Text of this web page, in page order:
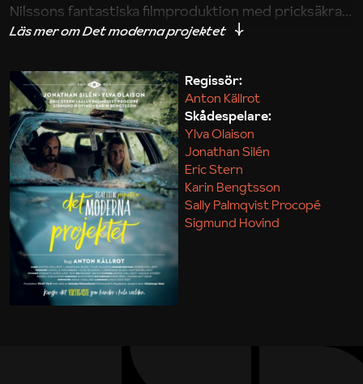
Nilssons fantastiska filmproduktion med pricksäkra
iakttagelser om hur svårt det kan vara att omsätta
Maja Kekonius
Regissör:
Anton Källrot
Skådespelare:
Ylva Olaison
Jonathan Silén
Eric Stern
Karin Bengtsson
Sally Palmqvist Procopé
Sigmund Hovind